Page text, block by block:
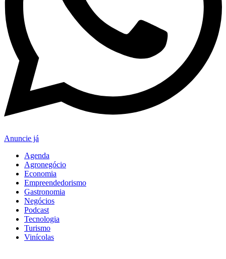
Anuncie já
Agenda
Agronegócio
Economia
Empreendedorismo
Gastronomia
Negócios
Podcast
Tecnologia
Turismo
Vinícolas